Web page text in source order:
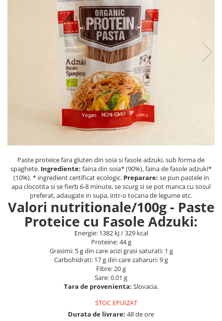
CREME ȘI PASTE TARTINABILE
CEAIURI GRECEȘTI
CIOCOLATĂ ȘI CACAO
PRODUSE ECO / ORGANICE
PRODUSE ROMÂNEȘTI
REMEDII NATURISTE
TOATE PRODUSELE
Paste proteice fara gluten din soia si fasole adzuki, sub forma de
spaghete. Ingrediente: faina din soia* (90%), faina de fasole adzuki*
(10%). * ingredient certificat ecologic. Preparare: se pun pastele in
apa clocotita si se fierb 6-8 minute, se scurg si se pot manca cu sosul
preferat, adaugate in supa, intr-o tocana de legume etc.
Valori nutritionale/100g - Paste
Proteice cu Fasole Adzuki:
Energie: 1382 kJ / 329 kcal
Proteine: 44 g
Grasimi: 5 g din care acizi grasi saturati: 1 g
Carbohidrati: 17 g din care zaharuri: 9 g
Fibre: 20 g
Sare: 0.01 g
Tara de provenienta: Slovacia.
STOC EPUIZAT
Durata de livrare: 48 de ore